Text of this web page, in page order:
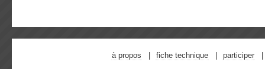
à propos fiche technique participer